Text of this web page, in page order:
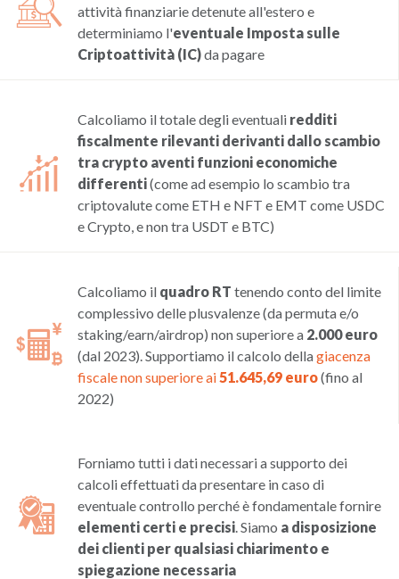
attività finanziarie detenute all'estero e
determiniamo l'eventuale Imposta sulle
Criptoattività (IC)da pagare
Calcoliamo il totale degli eventuali redditi
fiscalmente rilevanti derivanti dallo scambio
tra crypto aventi funzioni economiche
differenti(come ad esempio lo scambio tra
criptovalute come ETH e NFT e EMT come USDC
e Crypto, e non tra USDT e BTC)
Calcoliamo il quadro RT tenendo conto del limite
complessivo delle plusvalenze (da permuta e/o
staking/earn/airdrop) non superiore a 2.000 euro
(dal 2023). Supportiamo il calcolo dellagiacenza
fiscale non superiore ai51.645,69 euro(fino al
2022)
Forniamo tutti i dati necessari a supporto dei
calcoli effettuati da presentare in caso di
eventuale controllo perché è fondamentale fornire
elementi certi e precisi. Siamo a disposizione
dei clienti per qualsiasi chiarimento e
spiegazione necessaria